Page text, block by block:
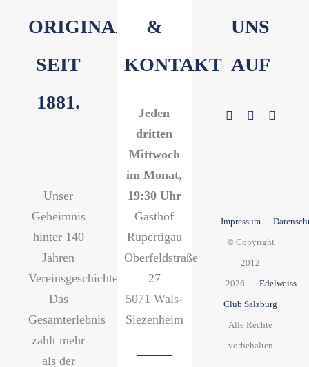
ORIGINAL
SEIT
1881.
Unser
Geheimnis
hinter 140
Jahren
Vereinsgeschichte?
Das
Gesamterlebnis
zählt mehr
als der
&
KONTAKT
Jeden
dritten
Mittwoch
im Monat,
19:30 Uhr
Gasthof
Rupertigau
Oberfeldstraße
27
5071 Wals-
Siezenheim
UNS
AUF
Impressum|
© Copyright
2012
- 2026 | Edelweiss-
Club Salzburg
Alle Rechte
vorbehalten